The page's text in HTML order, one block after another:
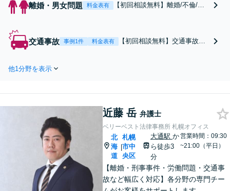
離婚・男女問題 料金表有
【初回相談無料】離婚/不倫/親
なことは、相談者の気持ちをど
れだけ理解できるかだと考えて
交通事故 事例1件 料金表有
【初回相談無料】交通事故全
解できるかだと考えていま
聞かせてください。
他1分野を表示
近藤 岳 弁護士
ベリーベスト法律事務所 札幌オフィス
北
海
道
|
札幌
市中
央区
大通駅 か
ら徒歩3
分
営業時間：09:30
~21:00（平日）
【離婚・刑事事件・労働問題・交通事
故など幅広く対応】各分野の専門チー